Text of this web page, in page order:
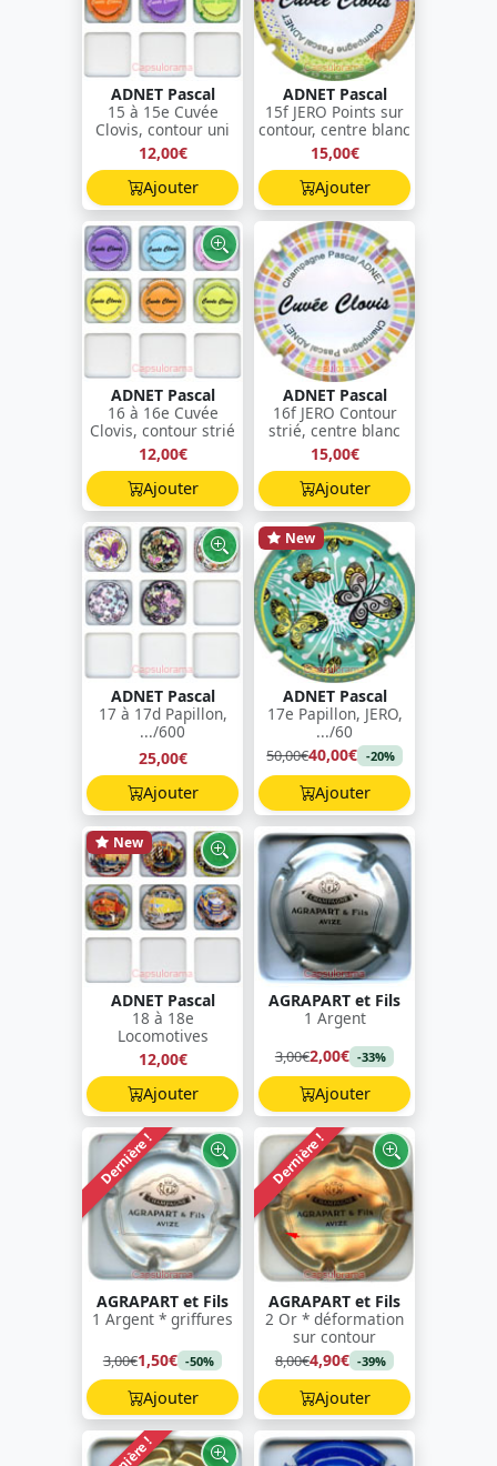
ADNET Pascal
15 à 15e Cuvée
Clovis, contour uni
12,00€
Ajouter
ADNET Pascal
15f JERO Points sur
contour, centre blanc
15,00€
Ajouter
ADNET Pascal
16 à 16e Cuvée
Clovis, contour strié
12,00€
Ajouter
ADNET Pascal
16f JERO Contour
strié, centre blanc
15,00€
Ajouter
ADNET Pascal
17 à 17d Papillon,
.../600
25,00€
Ajouter
New
ADNET Pascal
17e Papillon, JERO,
.../60
50,00€40,00€ -20%
Ajouter
New
ADNET Pascal
18 à 18e
Locomotives
12,00€
Ajouter
AGRAPART et Fils
1 Argent
3,00€2,00€ -33%
Ajouter
Dernière !
AGRAPART et Fils
1 Argent * griffures
3,00€1,50€ -50%
Ajouter
Dernière !
AGRAPART et Fils
2 Or * déformation
sur contour
8,00€4,90€ -39%
Ajouter